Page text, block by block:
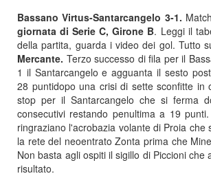
Bassano Virtus-Santarcangelo 3-1.
giornata di Serie C, Girone B. Leggi il
della partita, guarda i video dei gol. Tutto
Mercante. Terzo successo di fila per il
1 il Santarcangelo e agguanta il sesto
28 puntidopo una crisi di sette sconfitte in
stop per il Santarcangelo che si ferma
consecutivi restando penultima a 19
ringraziano l'acrobazia volante di Proia che
la rete del neoentrato Zonta prima che
Non basta agli ospiti il sigillo di Piccioni che
risultato.